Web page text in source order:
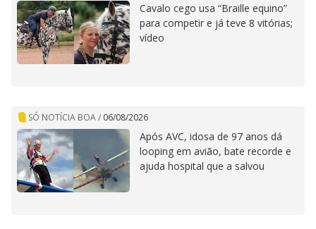
Cavalo cego usa “Braille equino”
para competir e já teve 8 vitórias;
vídeo
SÓ NOTÍCIA BOA/ 06/08/2026
Após AVC, idosa de 97 anos dá
looping em avião, bate recorde e
ajuda hospital que a salvou